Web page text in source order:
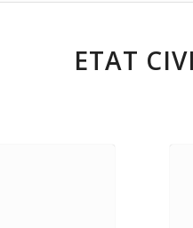
ETAT